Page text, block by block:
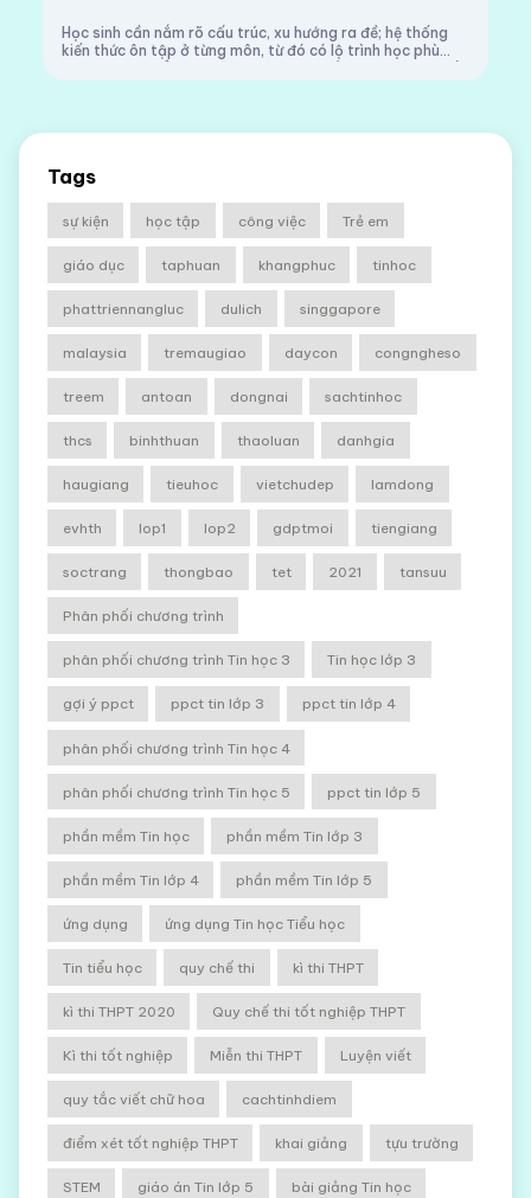
Học sinh cần nắm rõ cấu trúc, xu hướng ra đề; hệ thống
kiến thức ôn tập ở từng môn, từ đó có lộ trình học phù
hợp.Kỳ thi tuyển sinh vào lớp 10 tại nhiều tỉnh, thành phố
hiện nay dần trở nên căng th...
Tags
sự kiện học tập công việc Trẻ em
giáo dục taphuan khangphuc tinhoc
phattriennangluc dulich singgapore
malaysia tremaugiao daycon congngheso
treem antoan dongnai sachtinhoc
thcs binhthuan thaoluan danhgia
haugiang tieuhoc vietchudep lamdong
evhth lop1 lop2 gdptmoi tiengiang
soctrang thongbao tet 2021 tansuu
Phân phối chương trình
phân phối chương trình Tin học 3 Tin học lớp 3
gợi ý ppct ppct tin lớp 3 ppct tin lớp 4
phân phối chương trình Tin học 4
phân phối chương trình Tin học 5 ppct tin lớp 5
phần mềm Tin học phần mềm Tin lớp 3
phần mềm Tin lớp 4 phần mềm Tin lớp 5
ứng dụng ứng dụng Tin học Tiểu học
Tin tiểu học quy chế thi kì thi THPT
kì thi THPT 2020 Quy chế thi tốt nghiệp THPT
Kì thi tốt nghiệp Miễn thi THPT Luyện viết
quy tắc viết chữ hoa cachtinhdiem
điểm xét tốt nghiệp THPT khai giảng tựu trường
STEM giáo án Tin lớp 5 bài giảng Tin học